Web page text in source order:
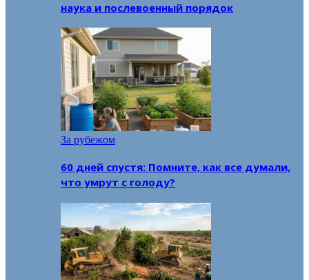
наука и послевоенный порядок
За рубежом
60 дней спустя: Помните, как все думали,
что умрут с голоду?